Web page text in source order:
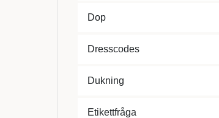
Dop
Dresscodes
Dukning
Etikettfråga